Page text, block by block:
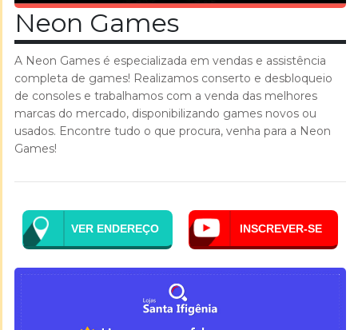
Neon Games
A Neon Games é especializada em vendas e assistência
completa de games! Realizamos conserto e desbloqueio
de consoles e trabalhamos com a venda das melhores
marcas do mercado, disponibilizando games novos ou
usados. Encontre tudo o que procura, venha para a Neon
Games!
VER ENDEREÇO INSCREVER-SE